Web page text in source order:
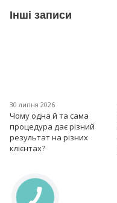
Інші записи
30 липня 2026
Чому одна й та сама
процедура дає різний
результат на різних
клієнтах?